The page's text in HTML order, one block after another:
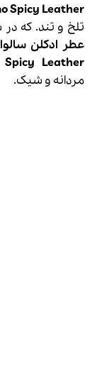
Spicy Leather
تلخ و تند. که در سال 2021 به بازار
Spicy Leather
مردانه و شیک.